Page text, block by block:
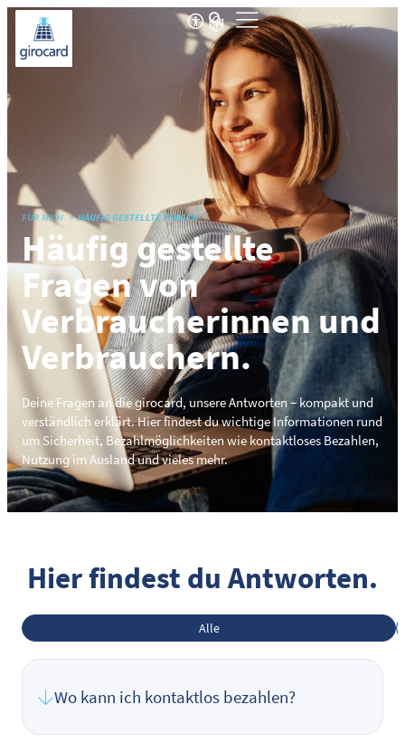
FÜR MICH HÄUFIG GESTELLTE FRAGEN
Häufig gestellte
Fragen von
Verbraucherinnen und
Verbrauchern.
Deine Fragen an die girocard, unsere Antworten − kompakt und
verständlich erklärt. Hier findest du wichtige Informationen rund
um Sicherheit, Bezahlmöglichkeiten wie kontaktloses Bezahlen,
Nutzung im Ausland und vieles mehr.
Hier findest du Antworten.
Alle
Wo kann ich kontaktlos bezahlen?